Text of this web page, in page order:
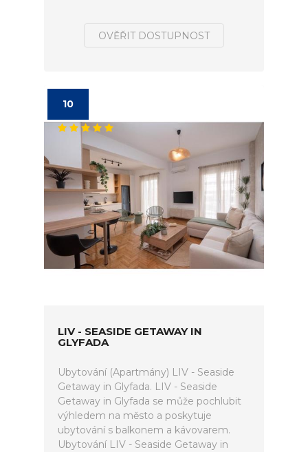
OVĚŘIT DOSTUPNOST
10
LIV - SEASIDE GETAWAY IN
GLYFADA
Ubytování (Apartmány) LIV - Seaside
Getaway in Glyfada. LIV - Seaside
Getaway in Glyfada se může pochlubit
výhledem na město a poskytuje
ubytování s balkonem a kávovarem.
Ubytování LIV - Seaside Getaway in